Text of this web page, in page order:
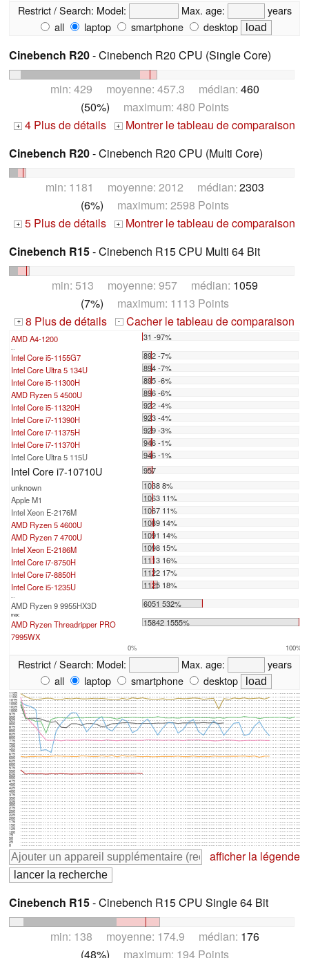
Restrict / Search: Model: Max. age:
years
all
laptop smartphone desktop
Cinebench R20- Cinebench R20 CPU (Single Core)
min: 429 moyenne: 457.3 médian: 460
(50%) maximum: 480 Points
+ 4 Plus de détails + Montrer le tableau de comparaison
Cinebench R20- Cinebench R20 CPU (Multi Core)
min: 1181 moyenne: 2012 médian: 2303
(6%) maximum: 2598 Points
+ 5 Plus de détails + Montrer le tableau de comparaison
Cinebench R15- Cinebench R15 CPU Multi 64 Bit
min: 513 moyenne: 957 médian: 1059
(7%) maximum: 1113 Points
+ 8 Plus de détails - Cacher le tableau de comparaison
AMD A4-1200 31 -97%
Intel Core i5-1155G7
892 -7%
Intel Core Ultra 5 134U
894 -7%
Intel Core i5-11300H
895 -6%
AMD Ryzen 5 4500U
896 -6%
Intel Core i5-11320H
922 -4%
Intel Core i7-11390H
923 -4%
Intel Core i7-11375H
929 -3%
Intel Core i7-11370H
946 -1%
Intel Core Ultra 5 115U
946 -1%
Intel Core i7-10710U
957
unknown
1038 8%
Apple M1
1063 11%
Intel Xeon E-2176M
1067 11%
AMD Ryzen 5 4600U
1089 14%
AMD Ryzen 7 4700U
1091 14%
Intel Xeon E-2186M
1098 15%
Intel Core i7-8750H
1113 16%
Intel Core i7-8850H
1122 17%
Intel Core i5-1235U
1125 18%
AMD Ryzen 9 9955HX3D 6051 532%
max:
AMD Ryzen Threadripper PRO
7995WX
15842 1555%
0% 100%
Restrict / Search: Model: Max. age:
years
all
laptop smartphone desktop
0
25
50
75
100
125
150
175
200
225
250
275
300
325
350
375
400
425
450
475
500
525
550
575
600
625
650
675
700
725
750
775
800
825
850
875
900
925
950
975
1000
1025
1050
1075
1100
1125
afficher la légende
Cinebench R15- Cinebench R15 CPU Single 64 Bit
min: 138 moyenne: 174.9 médian: 176
(48%) maximum: 194 Points